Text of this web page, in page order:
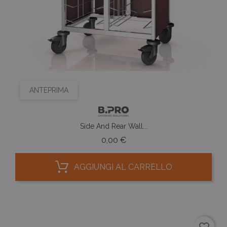
ANTEPRIMA
Side And Rear Wall...
0,00 €Prezzo
AGGIUNGI AL CARRELLO